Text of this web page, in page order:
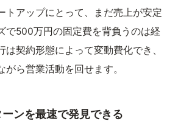
トアップにとって、まだ売上が安定
で500万円の固定費を背負うのは経
は契約形態によって変動費化でき、
がら営業活動を回せます。
ンを最速で発見できる